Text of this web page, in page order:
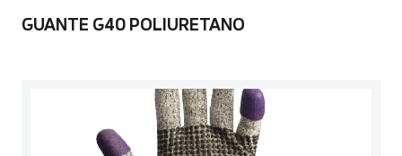
GUANTE G40 POLIURETANO